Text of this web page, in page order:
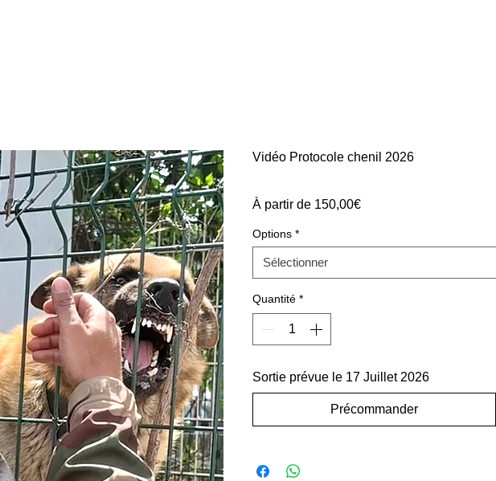
Vidéo Protocole chenil 2026
À partir de 150,00€Prix
Options *
Sélectionner
Quantité *
Sortie prévue le 17 Juillet 2026
Précommander